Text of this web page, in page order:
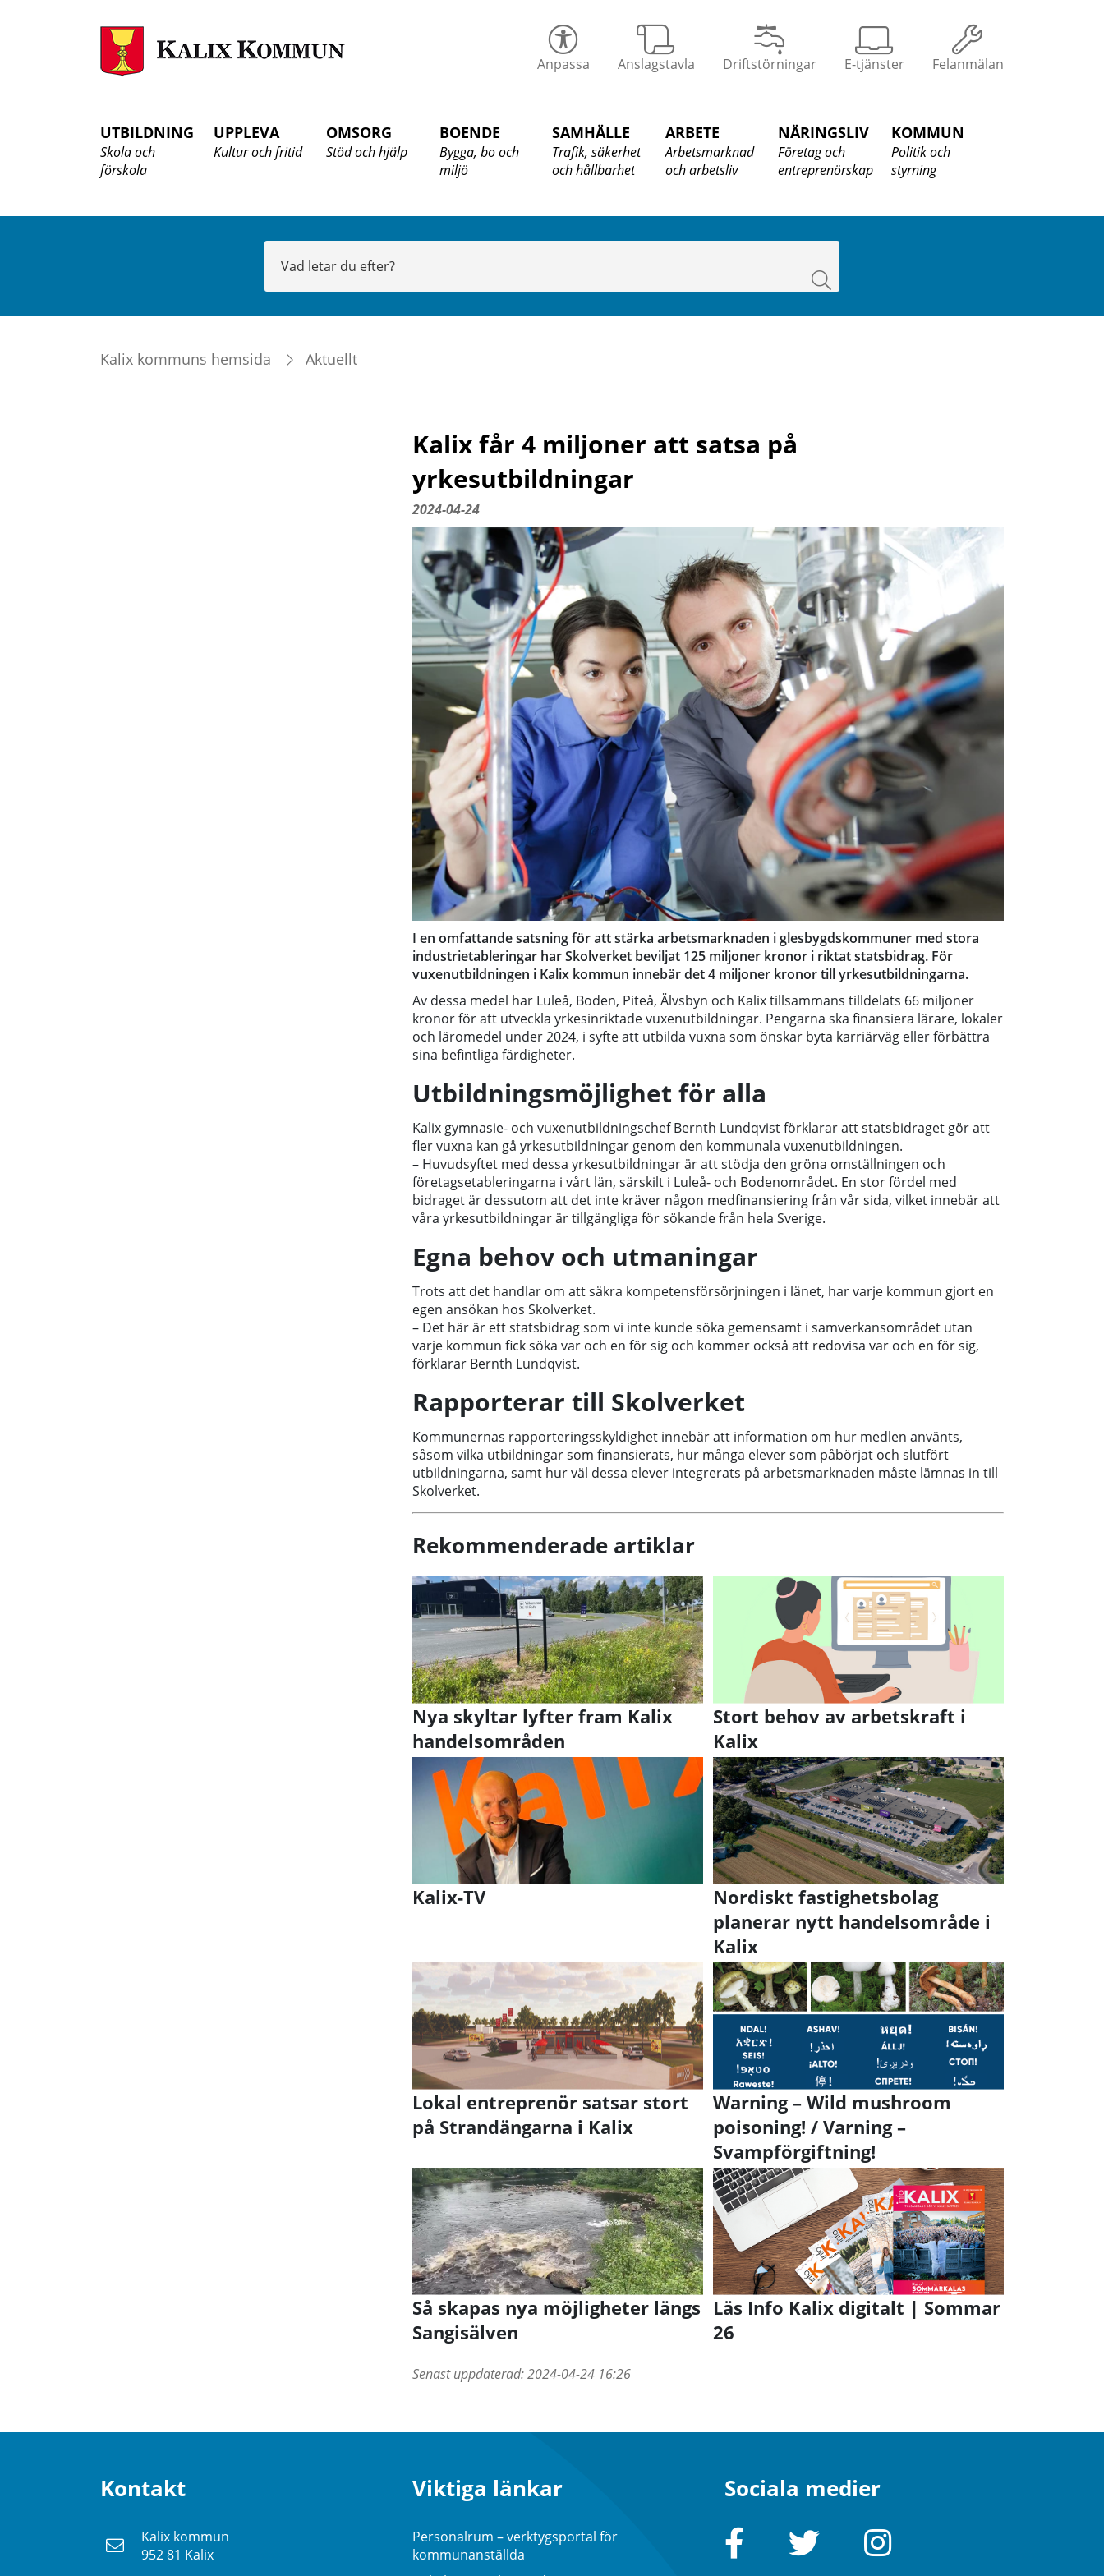
Anpassa Anslagstavla Driftstörningar E-tjänster Felanmälan
UTBILDNING
Skola och
förskola
UPPLEVA
Kultur och fritid
OMSORG
Stöd och hjälp
BOENDE
Bygga, bo och
miljö
SAMHÄLLE
Trafik, säkerhet
och hållbarhet
ARBETE
Arbetsmarknad
och arbetsliv
NÄRINGSLIV
Företag och
entreprenörskap
KOMMUN
Politik och
styrning
Sök
Kalix kommuns hemsida Aktuellt
Kalix får 4 miljoner att satsa på
yrkesutbildningar
2024-04-24
I en omfattande satsning för att stärka arbetsmarknaden i glesbygdskommuner med stora
industrietableringar har Skolverket beviljat 125 miljoner kronor i riktat statsbidrag. För
vuxenutbildningen i Kalix kommun innebär det 4 miljoner kronor till yrkesutbildningarna.
Av dessa medel har Luleå, Boden, Piteå, Älvsbyn och Kalix tillsammans tilldelats 66 miljoner
kronor för att utveckla yrkesinriktade vuxenutbildningar. Pengarna ska finansiera lärare, lokaler
och läromedel under 2024, i syfte att utbilda vuxna som önskar byta karriärväg eller förbättra
sina befintliga färdigheter.
Utbildningsmöjlighet för alla
Kalix gymnasie- och vuxenutbildningschef Bernth Lundqvist förklarar att statsbidraget gör att
fler vuxna kan gå yrkesutbildningar genom den kommunala vuxenutbildningen.
– Huvudsyftet med dessa yrkesutbildningar är att stödja den gröna omställningen och
företagsetableringarna i vårt län, särskilt i Luleå- och Bodenområdet. En stor fördel med
bidraget är dessutom att det inte kräver någon medfinansiering från vår sida, vilket innebär att
våra yrkesutbildningar är tillgängliga för sökande från hela Sverige.
Egna behov och utmaningar
Trots att det handlar om att säkra kompetensförsörjningen i länet, har varje kommun gjort en
egen ansökan hos Skolverket.
– Det här är ett statsbidrag som vi inte kunde söka gemensamt i samverkansområdet utan
varje kommun fick söka var och en för sig och kommer också att redovisa var och en för sig,
förklarar Bernth Lundqvist.
Rapporterar till Skolverket
Kommunernas rapporteringsskyldighet innebär att information om hur medlen använts,
såsom vilka utbildningar som finansierats, hur många elever som påbörjat och slutfört
utbildningarna, samt hur väl dessa elever integrerats på arbetsmarknaden måste lämnas in till
Skolverket.
Rekommenderade artiklar
Nya skyltar lyfter fram Kalix
handelsområden
Stort behov av arbetskraft i
Kalix
Kalix-TV
Nordiskt fastighetsbolag
planerar nytt handelsområde i
Kalix
Lokal entreprenör satsar stort
på Strandängarna i Kalix
Warning – Wild mushroom
poisoning! / Varning –
Svampförgiftning!
Så skapas nya möjligheter längs
Sangisälven
Läs Info Kalix digitalt | Sommar
26
Senast uppdaterad:2024-04-24 16:26
Kontakt
Kalix kommun
952 81 Kalix
Viktiga länkar
Personalrum – verktygsportal för
kommunanställda
Sociala medier
Facebook Twitter Instagram